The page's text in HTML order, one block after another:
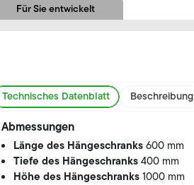
Für Sie entwickelt
Technisches Datenblatt Beschreibung
Abmessungen
Länge des Hängeschranks600 mm
Tiefe des Hängeschranks400 mm
Höhe des Hängeschranks1000 mm